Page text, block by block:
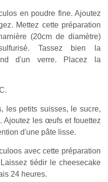
en poudre fine. Ajoutez
Mettez cette préparation
(20cm de diamètre)
Tassez bien la
d'un verre. Placez la
les petits suisses, le sucre,
Ajoutez les œufs et fouettez
d'une pâte lisse.
avec cette préparation
tiédir le cheesecake
24 heures.